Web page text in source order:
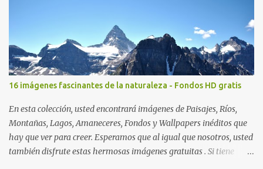
16 imágenes fascinantes de la naturaleza - Fondos HD gratis
En esta colección, usted encontrará imágenes de Paisajes, Ríos,
Montañas, Lagos, Amaneceres, Fondos y Wallpapers inéditos que
hay que ver para creer. Esperamos que al igual que nosotros, usted
también disfrute estas hermosas imágenes gratuitas . Si tiene